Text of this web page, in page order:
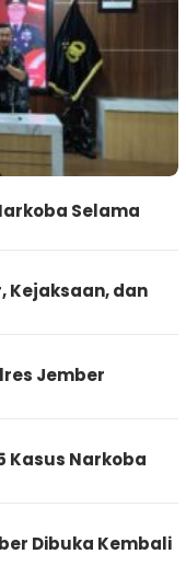
Selama
Kejaksaan, dan
Jember
Kasus Narkoba
Dibuka Kembali